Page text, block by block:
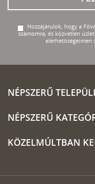
Hozzájárulok, hogy a
számomra, és közvetlen
elérhetőségeimen
NÉPSZERŰ
NÉPSZERŰ
KÖZELMÚLTBAN